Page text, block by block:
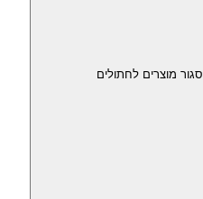
סגור מוצרים לחתולים